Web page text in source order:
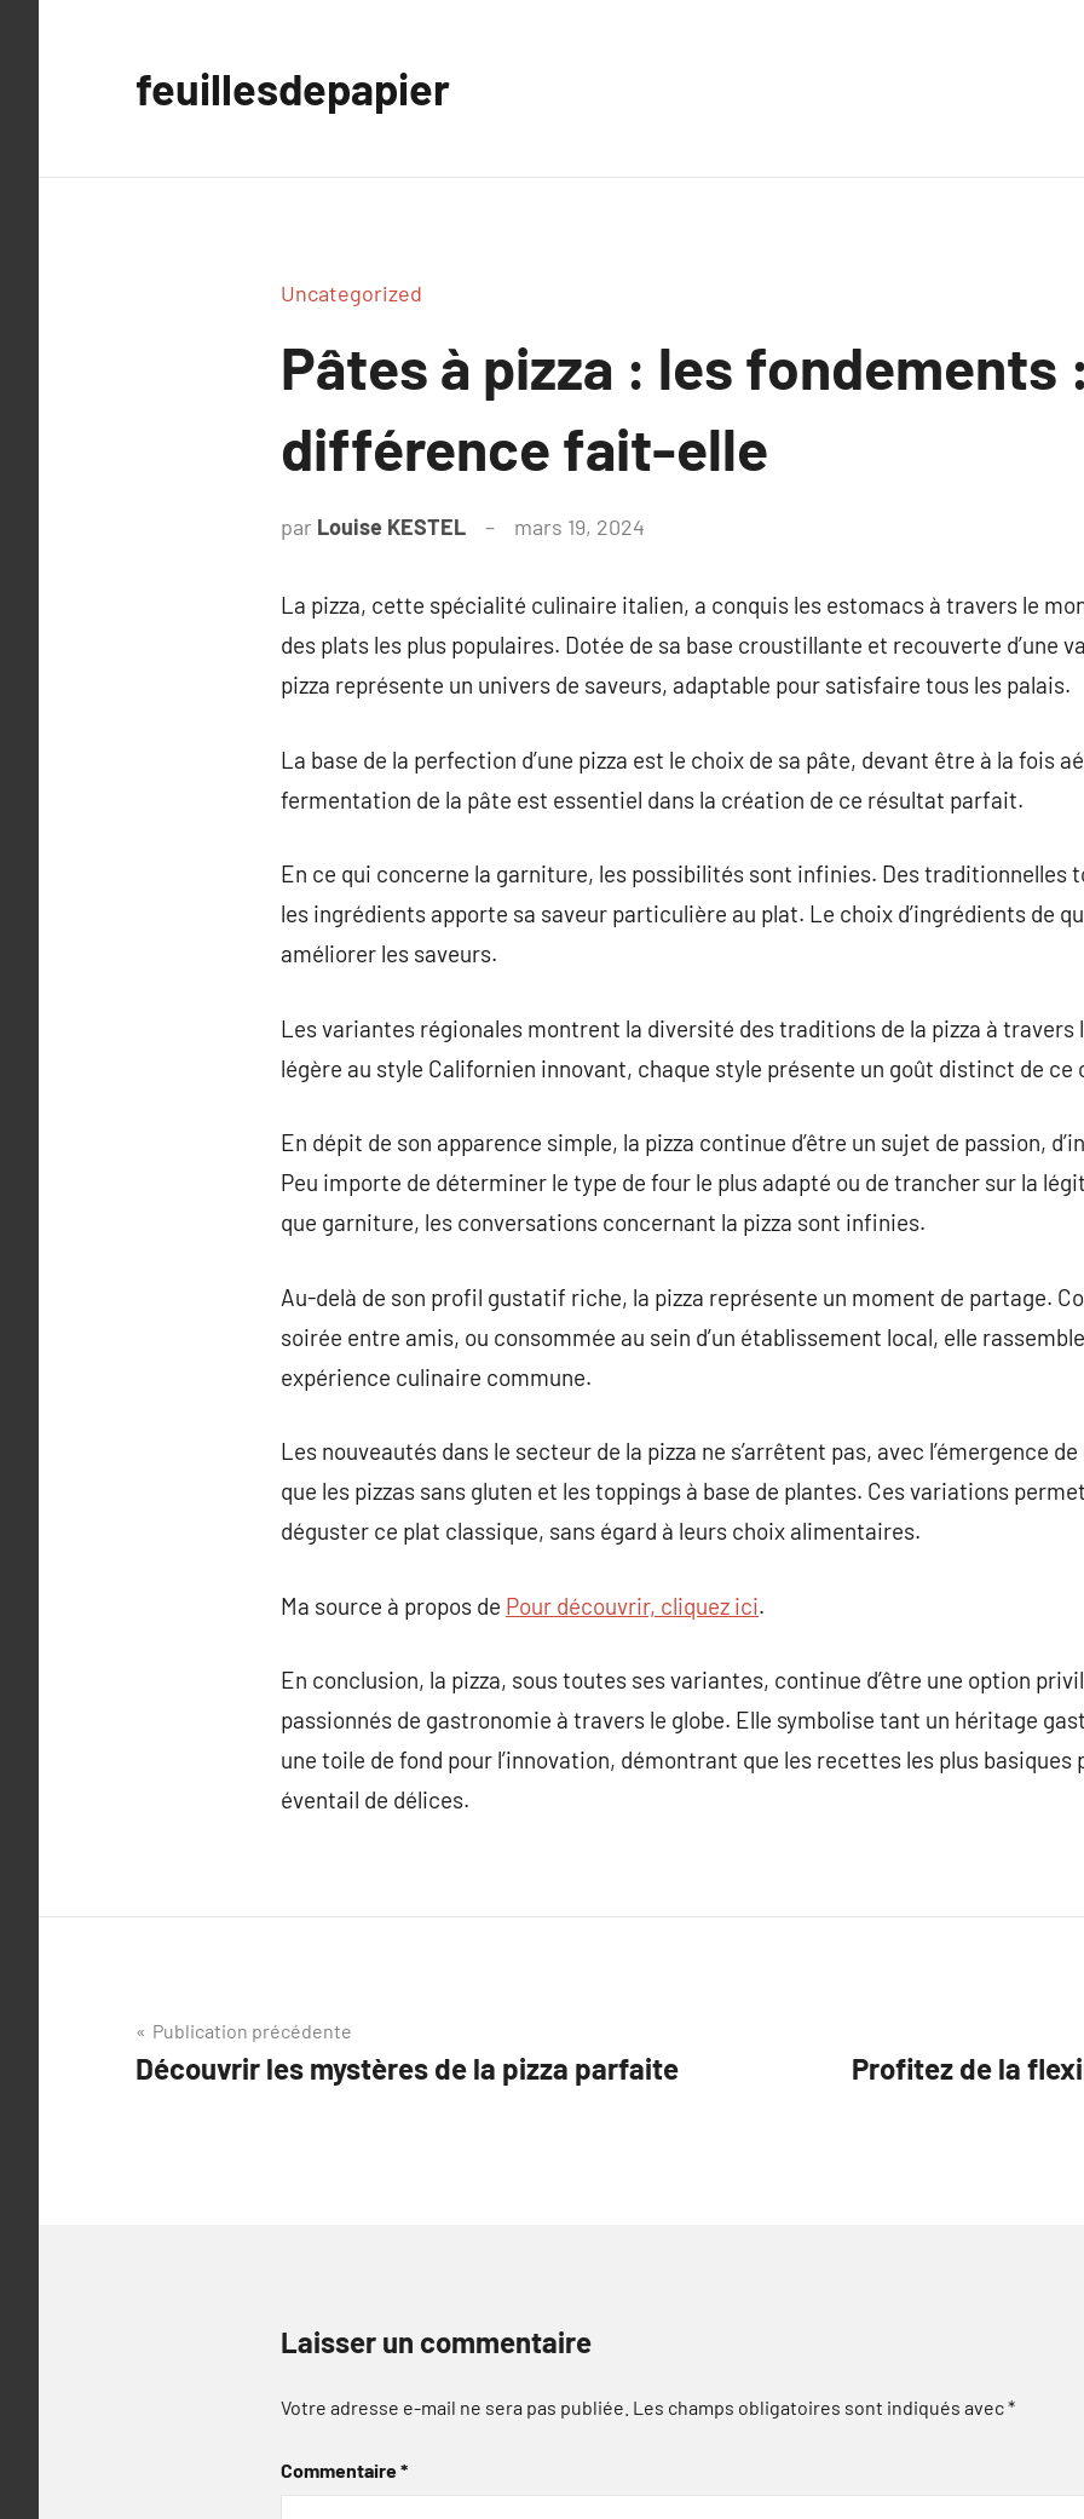
feuillesdepapier
Uncategorized
Pâtes à pizza : les fondements
différence fait-elle
par Louise KESTEL mars 19, 2024
La pizza, cette spécialité culinaire italien, a conquis les estomacs à travers le
des plats les plus populaires. Dotée de sa base croustillante et recouverte d’une
pizza représente un univers de saveurs, adaptable pour satisfaire tous les palais.
La base de la perfection d’une pizza est le choix de sa pâte, devant être à la fois
fermentation de la pâte est essentiel dans la création de ce résultat parfait.
En ce qui concerne la garniture, les possibilités sont infinies. Des traditionnelles
les ingrédients apporte sa saveur particulière au plat. Le choix d’ingrédients de
améliorer les saveurs.
Les variantes régionales montrent la diversité des traditions de la pizza à travers
légère au style Californien innovant, chaque style présente un goût distinct de ce
En dépit de son apparence simple, la pizza continue d’être un sujet de passion,
Peu importe de déterminer le type de four le plus adapté ou de trancher sur la
que garniture, les conversations concernant la pizza sont infinies.
Au-delà de son profil gustatif riche, la pizza représente un moment de partage.
soirée entre amis, ou consommée au sein d’un établissement local, elle
expérience culinaire commune.
Les nouveautés dans le secteur de la pizza ne s’arrêtent pas, avec l’émergence
que les pizzas sans gluten et les toppings à base de plantes. Ces variations
déguster ce plat classique, sans égard à leurs choix alimentaires.
Ma source à propos de Pour découvrir, cliquez ici.
En conclusion, la pizza, sous toutes ses variantes, continue d’être une option
passionnés de gastronomie à travers le globe. Elle symbolise tant un héritage
une toile de fond pour l’innovation, démontrant que les recettes les plus basiques
éventail de délices.
Navigation
de
Publication précédente
Découvrir les mystères de la pizza parfaite
Profitez de la
Laisser un commentaire
Votre adresse e-mail ne sera pas publiée. Les champs obligatoires sont indiqués avec*
Commentaire*